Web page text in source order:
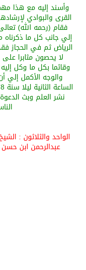
وأسند إليه مع هذا
القرى والبوادي
فقام (رحمه الله)
إلي جانب كل ما ذكرناه
الرياض ثم في الحجاز
لا يحصون مثابرا
وقائما بكل ما وكل
والوجه الأكمل إلي
نشر العلم وبث
الواحد والثلاثون :
عبدالرحمن ابن حسن